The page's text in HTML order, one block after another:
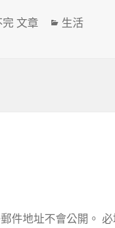
完 文章
分
生活
件地址不會公開。